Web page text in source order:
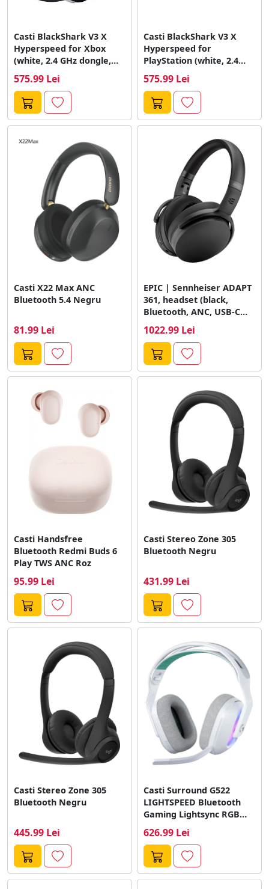
Casti BlackShark V3 X
Hyperspeed for Xbox
(white, 2.4 GHz dongle,
575.99 Lei
Casti BlackShark V3 X
Hyperspeed for
PlayStation (white, 2.4
575.99 Lei
Casti X22 Max ANC
Bluetooth 5.4 Negru
81.99 Lei
EPIC | Sennheiser ADAPT
361, headset (black,
Bluetooth, ANC, USB-C
1022.99 Lei
Casti Handsfree
Bluetooth Redmi Buds 6
Play TWS ANC Roz
95.99 Lei
Casti Stereo Zone 305
Bluetooth Negru
431.99 Lei
Casti Stereo Zone 305
Bluetooth Negru
445.99 Lei
Casti Surround G522
LIGHTSPEED Bluetooth
Gaming Lightsync RGB
626.99 Lei